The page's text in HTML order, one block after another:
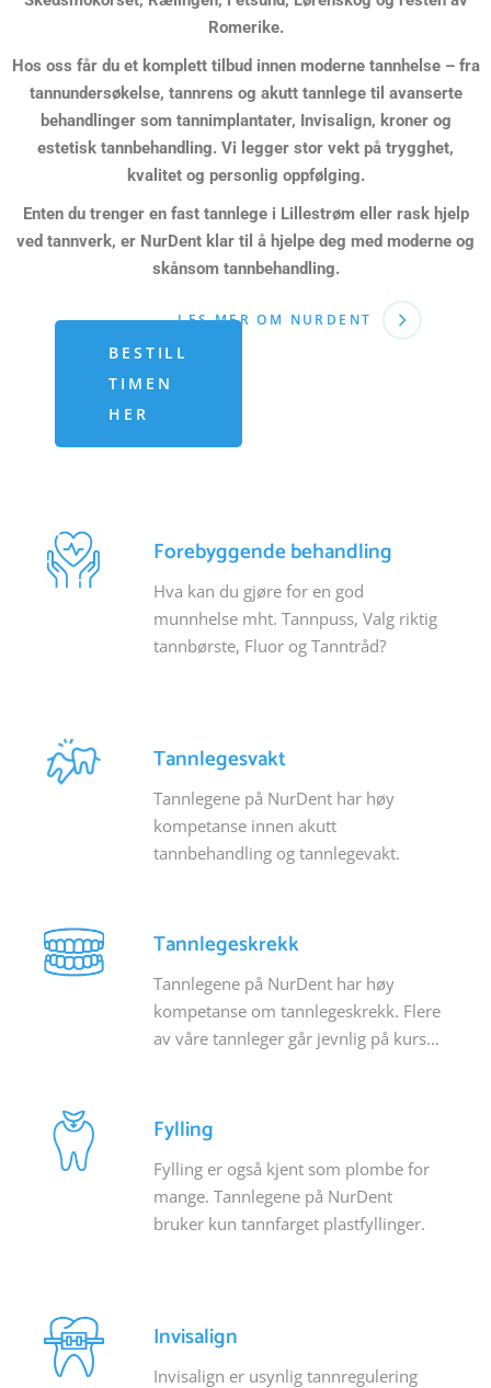
Romerike.
Hos oss får du et komplett tilbud innen moderne tannhelse – fra
tannundersøkelse, tannrens og akutt tannlege til avanserte
behandlinger som tannimplantater, Invisalign, kroner og
estetisk tannbehandling. Vi legger stor vekt på trygghet,
kvalitet og personlig oppfølging.
Enten du trenger en fast tannlege i Lillestrøm eller rask hjelp
ved tannverk, er NurDent klar til å hjelpe deg med moderne og
skånsom tannbehandling.
BESTILL
TIMEN
HER
LES MER OM NURDENT
Forebyggende behandling
Hva kan du gjøre for en god
munnhelse mht. Tannpuss, Valg riktig
tannbørste, Fluor og Tanntråd?
Tannlegesvakt
Tannlegene på NurDent har høy
kompetanse innen akutt
tannbehandling og tannlegevakt.
Tannlegeskrekk
Tannlegene på NurDent har høy
kompetanse om tannlegeskrekk. Flere
av våre tannleger går jevnlig på kurs
Fylling
Fylling er også kjent som plombe for
mange. Tannlegene på NurDent
bruker kun tannfarget plastfyllinger.
Invisalign
Invisalign er usynlig tannregulering